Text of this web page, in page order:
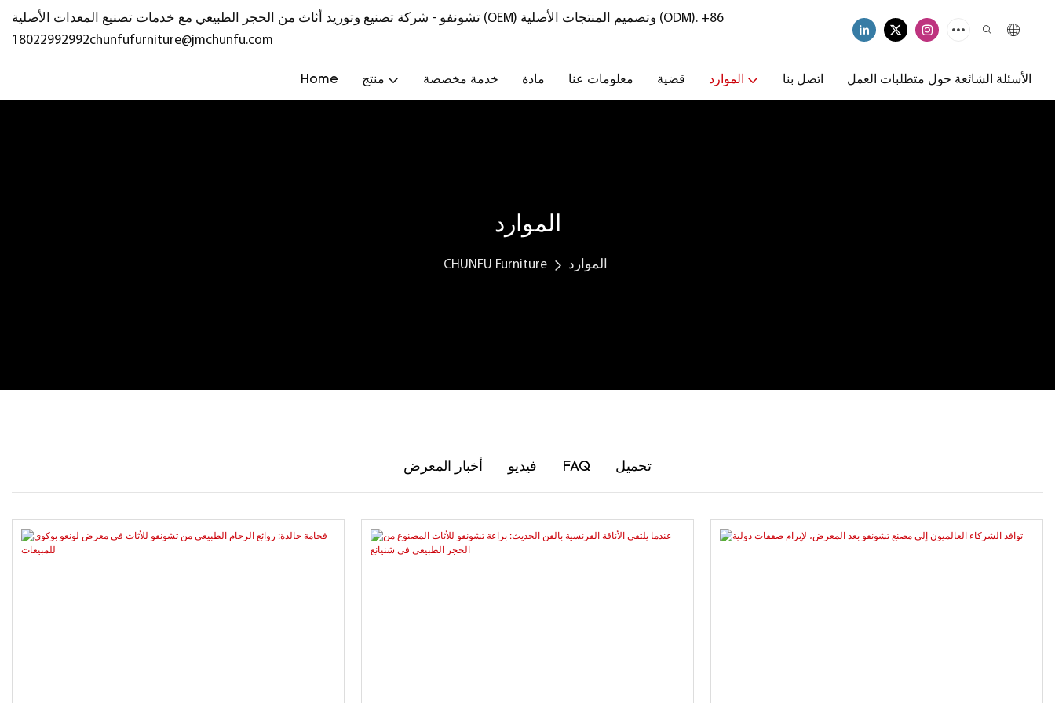
تشونفو - شركة تصنيع وتوريد أثاث من الحجر الطبيعي مع خدمات تصنيع المعدات الأصلية (OEM) وتصميم المنتجات الأصلية (ODM). +86
18022992992chunfufurniture@jmchunfu.com
Home منتج خدمة مخصصة مادة معلومات عنا قضية الموارد اتصل بنا الأسئلة الشائعة حول متطلبات العمل
الموارد
CHUNFU Furniture الموارد
أخبار المعرض فيديو FAQ تحميل